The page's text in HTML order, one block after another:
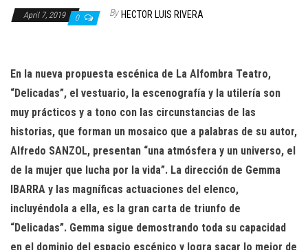
April 7, 2019 0 By HECTOR LUIS RIVERA
En la nueva propuesta escénica de La Alfombra Teatro,
“Delicadas”, el vestuario, la escenografía y la utilería son
muy prácticos y a tono con las circunstancias de las
historias, que forman un mosaico que a palabras de su autor,
Alfredo SANZOL, presentan “una atmósfera y un universo, el
de la mujer que lucha por la vida”. La dirección de Gemma
IBARRA y las magníficas actuaciones del elenco,
incluyéndola a ella, es la gran carta de triunfo de
“Delicadas”. Gemma sigue demostrando toda su capacidad
en el dominio del espacio escénico y logra sacar lo mejor de